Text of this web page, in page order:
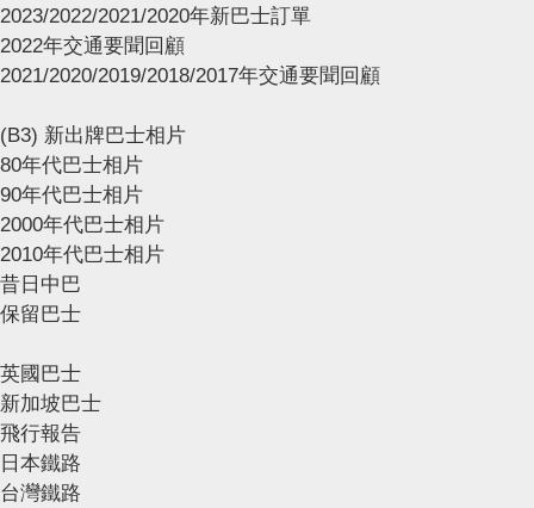
2023/2022/2021/2020年新巴士訂單
2022年交通要聞回顧
2021/2020/2019/2018/2017年交通要聞回顧
(B3) 新出牌巴士相片
80年代巴士相片
90年代巴士相片
2000年代巴士相片
2010年代巴士相片
昔日中巴
保留巴士
英國巴士
新加坡巴士
飛行報告
日本鐵路
台灣鐵路